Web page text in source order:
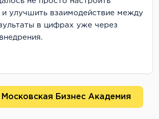
улучшить взаимодействие между
в цифрах уже через
Бизнес Академия